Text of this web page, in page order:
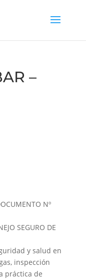
–
Nº
SEGURO DE
y salud en
inspección
práctica de